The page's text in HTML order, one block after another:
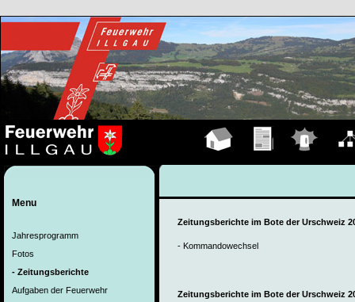
Menu
Jahresprogramm
Fotos
- Zeitungsberichte
Aufgaben der Feuerwehr
Zeitungsberichte im Bote der Urschweiz
- Kommandowechsel
Zeitungsberichte im Bote der Urschweiz